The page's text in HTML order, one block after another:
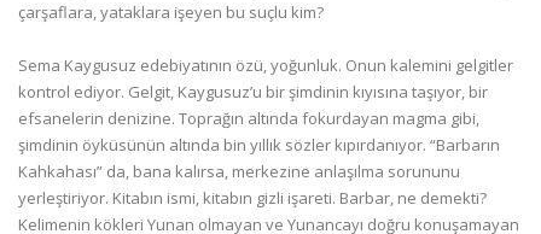
çarşaflara, yataklara işeyen bu suçlu kim?
Sema Kaygusuz edebiyatının özü, yoğunluk. Onun kalemini gelgitler
kontrol ediyor. Gelgit, Kaygusuz’u bir şimdinin kıyısına taşıyor, bir
efsanelerin denizine. Toprağın altında fokurdayan magma gibi,
şimdinin öyküsünün altında bin yıllık sözler kıpırdanıyor. “Barbarın
Kahkahası” da, bana kalırsa, merkezine anlaşılma sorununu
yerleştiriyor. Kitabın ismi, kitabın gizli işareti. Barbar, ne demekti?
Kelimenin kökleri Yunan olmayan ve Yunancayı doğru konuşamayan